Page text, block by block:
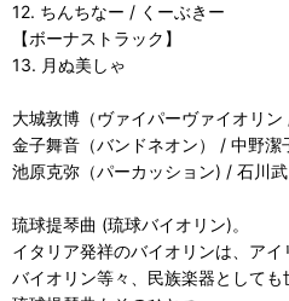
12. ちんちなー / くーぶきー
【ボーナストラック】
13. 月ぬ美しゃ
大城敦博（ヴァイパーヴァイオリン
金子舞音（バンドネオン） / 中野潔
池原克弥（パーカッション) / 石川武
琉球提琴曲 (琉球バイオリン)。
イタリア発祥のバイオリンは、ア
バイオリン等々、民族楽器としても